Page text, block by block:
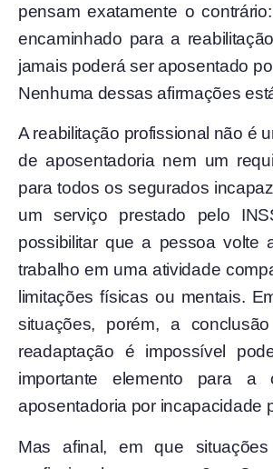
pensam exatamente o
encaminhado para a
jamais poderá ser aposentado
Nenhuma dessas afirmações
A reabilitação profissional não é
de aposentadoria nem um
para todos os segurados
um serviço prestado pelo
possibilitar que a pessoa volte
trabalho em uma atividade
limitações físicas ou mentais.
situações, porém, a
readaptação é impossível
importante elemento para a
aposentadoria por incapacidade
Mas afinal, em que